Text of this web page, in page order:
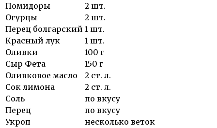
Помидоры
2 шт.
Огурцы
2 шт.
Перец болгарский 1 шт.
Красный лук
1 шт.
Оливки
100 г
Сыр Фета
150 г
Оливковое масло
2 ст. л.
Сок лимона
2 ст. л.
Соль
по вкусу
Перец
по вкусу
Укроп
несколько веток